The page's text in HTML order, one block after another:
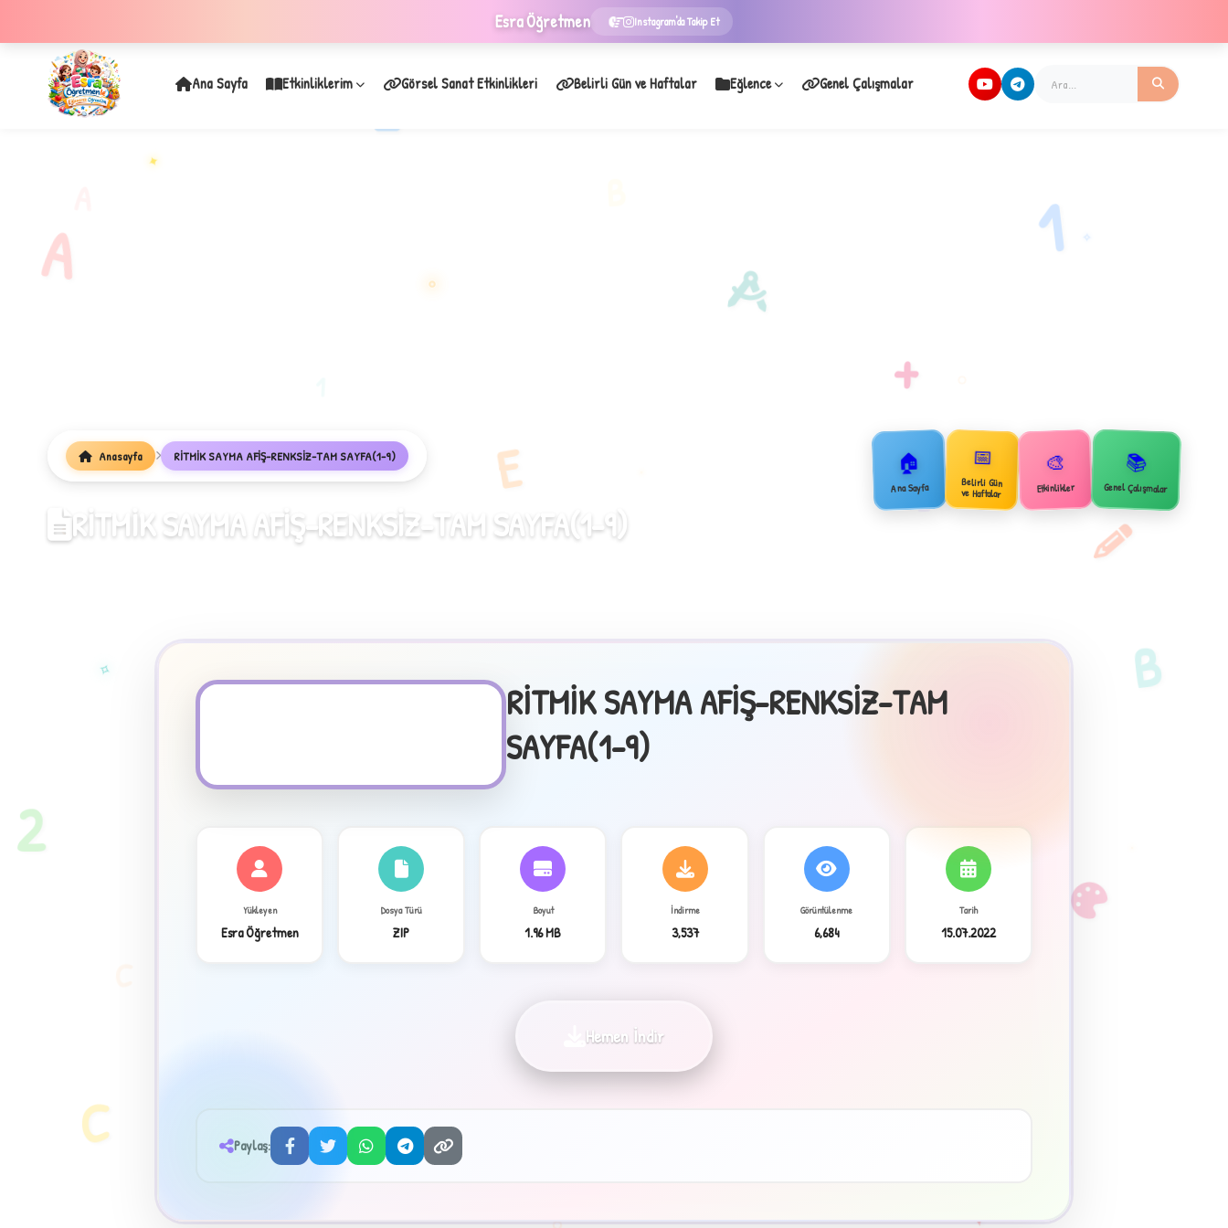
EsraÖğretmen Instagram'da Takip Et
2
✦
✧
✧
Ana Sayfa Etkinliklerim Görsel Sanat Etkinlikleri Belirli Gün ve Haftalar Eğlence Genel Çalışmalar
Anasayfa RİTMİK SAYMA AFİŞ-RENKSİZ-TAM SAYFA(1-9)
RİTMİK SAYMA AFİŞ-RENKSİZ-TAM SAYFA(1-9)
🏠
Ana Sayfa
📅
Belirli Gün
ve Haftalar
🎨
Etkinlikler
📚
Genel Çalışmalar
RİTMİK SAYMA AFİŞ-RENKSİZ-TAM
SAYFA(1-9)
Yükleyen
Esra Öğretmen
Dosya Türü
ZIP
Boyut
1.96 MB
İndirme
3,537
Görüntülenme
6,684
Tarih
15.07.2022
Hemen İndir
Paylaş:
A
B
C
E
1
2
4
+
★
♥